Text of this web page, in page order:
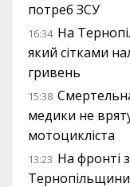
потреб ЗСУ
16:34 На
який сітками
гривень
15:38
медики не
мотоцикліста
13:23 На фронті